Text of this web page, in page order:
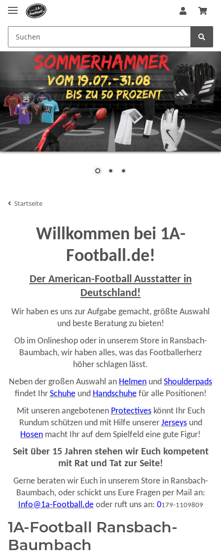
Startseite
Willkommen bei 1A-
Football.de!
Der American-Football Ausstatter in
Deutschland!
Wir haben es uns zur Aufgabe gemacht, größte Auswahl
und beste Beratung zu bieten!
Ob im Onlineshop oder in unserem Store in Ransbach-
Baumbach, wir haben alles, was das Footballerherz
höher schlagen lässt.
Neben der großen Auswahl an Helmen und Shoulderpads
findet Ihr Schuheund Handschuhefür alle Positionen!
Mit unseren angebotenen Protectiveskönnt Ihr Euch
Rundum schützen und mit Hilfe unserer Jerseysund
Hosen macht Ihr auf dem Spielfeld eine gute Figur!
Seit über 15 Jahren stehen wir Euch kompetent
mit Rat und Tat zur Seite!
Gerne beraten wir Euch in unserem Store in Ransbach-
Baumbach, oder schickt uns Eure Fragen per Mail an:
Info@1a-Football.deoder ruft uns an: 0179-1109809
1A-Football Ransbach-
Baumbach